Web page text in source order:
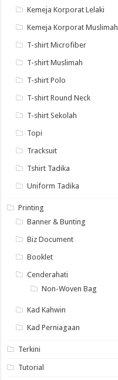
Kemeja Korporat Lelaki
Kemeja Korporat Muslimah
T-shirt Microfiber
T-shirt Muslimah
T-shirt Polo
T-shirt Round Neck
T-shirt Sekolah
Topi
Tracksuit
Tshirt Tadika
Uniform Tadika
Printing
Banner & Bunting
Biz Document
Booklet
Cenderahati
Non-Woven Bag
Kad Kahwin
Kad Perniagaan
Terkini
Tutorial